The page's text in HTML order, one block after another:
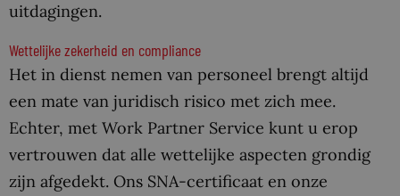
uitdagingen.
Wettelijke zekerheid en compliance
Het in dienst nemen van personeel brengt altijd
een mate van juridisch risico met zich mee.
Echter, met Work Partner Service kunt u erop
vertrouwen dat alle wettelijke aspecten grondig
zijn afgedekt. Ons SNA-certificaat en onze